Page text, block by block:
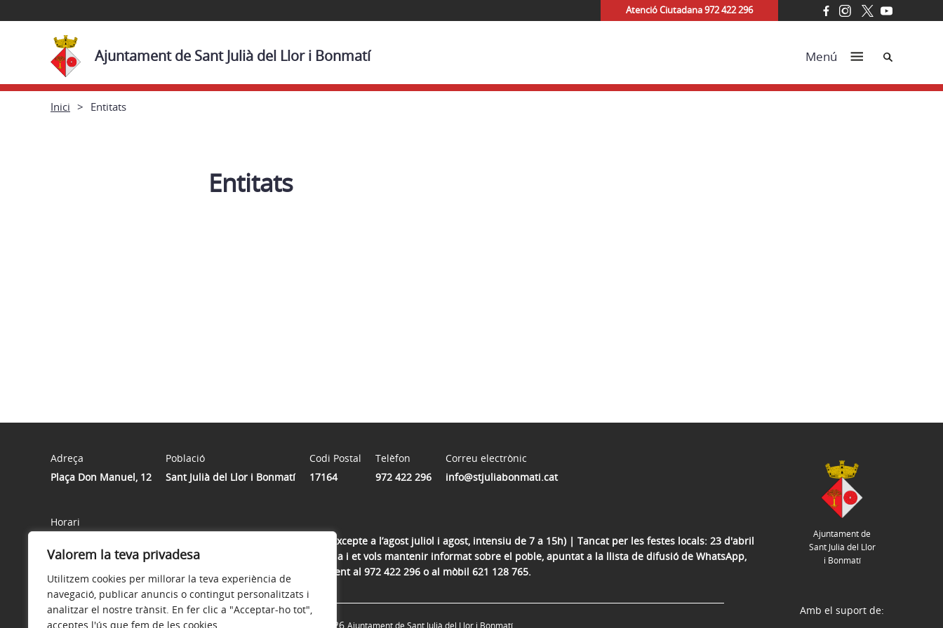
Valorem la teva privadesa
Utilitzem cookies per millorar la teva experiència de
navegació, publicar anuncis o contingut personalitzats i
analitzar el nostre trànsit. En fer clic a "Acceptar-ho tot",
acceptes l'ús que fem de les cookies.
Atenció Ciutadana 972 422 296
Ajuntament de Sant Julià del Llor i Bonmatí Menú Cerca
Inici Entitats
Entitats
Adreça
Plaça Don Manuel, 12
Població
Sant Julià del Llor i Bonmatí
Codi Postal
17164
Telèfon
972 422 296
Correu electrònic
info@stjuliabonmati.cat
Horari
De dilluns a divendres, de 7 a 14 h | Dimecres, de 7 a 18 h (excepte a l’agost juliol i agost, intensiu de 7 a 15h) | Tancat per les festes locals: 23 d'abril
i i el dilluns de la segona Pasqua (variable). | Si ets veï o veïna i et vols mantenir informat sobre el poble, apuntat a la llista de difusió de WhatsApp,
contacta per WhatsApp amb 621 125 074 o truca a l'ajuntament al 972 422 296 o al mòbil 621 128 765.
Ajuntament de
Sant Julià del Llor
i Bonmatí
Avís legal Política de privacitat © 2026
Amb el suport de: